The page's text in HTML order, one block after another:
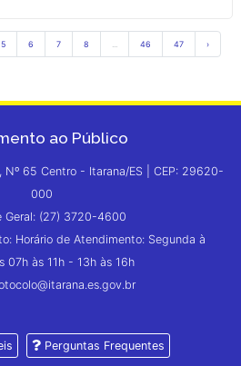
5 6 7 8 46 47 ›
ao Público
Nº 65 Centro - Itarana/ES | CEP: 29620-
000
Geral: (27) 3720-4600
Horário de Atendimento: Segunda à
07h às 11h - 13h às 16h
Perguntas Frequentes